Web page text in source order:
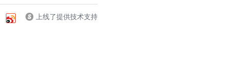
上线了提供技术支持